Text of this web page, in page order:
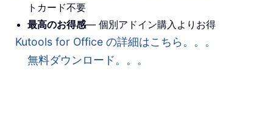
トカード不要
最高のお得感— 個別アドイン購入よりお得
Kutools for Office の詳細はこちら。。。
無料ダウンロード。。。